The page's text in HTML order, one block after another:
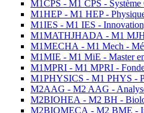
M1CPS - M1 CPS - Système
M1HEP - M1 HEP -
M1IES - M1 IES -
M1MATHJHADA - M1 MJH
M1MECHA - M1 Mech -
M1MIE - M1 MiE - Master
M1MPRI - M1 MPRI -
M1PHYSICS - M1 PHYS -
M2AAG - M2 AAG -
M2BIOHEA - M2 BH -
M2BIOMECA - M2 BME -